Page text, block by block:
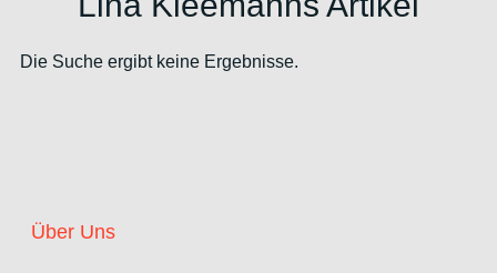
Die Suche ergibt keine Ergebnisse.
Über Uns